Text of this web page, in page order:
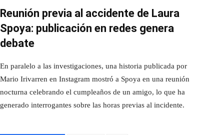
Reunión previa al accidente de Laura
Spoya: publicación en redes genera
debate
En paralelo a las investigaciones, una historia publicada por
Mario Irivarren en Instagram mostró a Spoya en una reunión
nocturna celebrando el cumpleaños de un amigo, lo que ha
generado interrogantes sobre las horas previas al incidente.